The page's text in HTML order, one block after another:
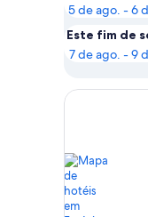
5 de ago. - 6
Este fim de
7 de ago. - 9